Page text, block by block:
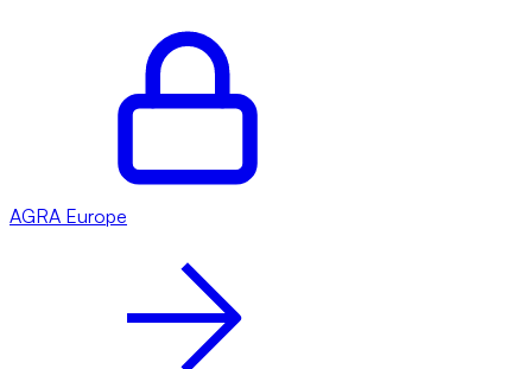
AGRA Europe